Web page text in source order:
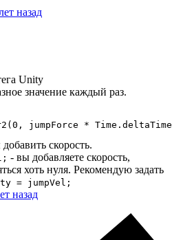
назад
Unity
значение каждый раз.
jumpForce *
скорость.
- вы добавляете скорость,
хоть нуля. Рекомендую задать
= jumpVel;
назад